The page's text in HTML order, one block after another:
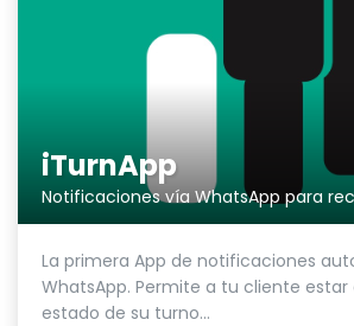
iTurnApp
La primera App de notificaciones
WhatsApp. Permite a tu cliente
estado de su turno...